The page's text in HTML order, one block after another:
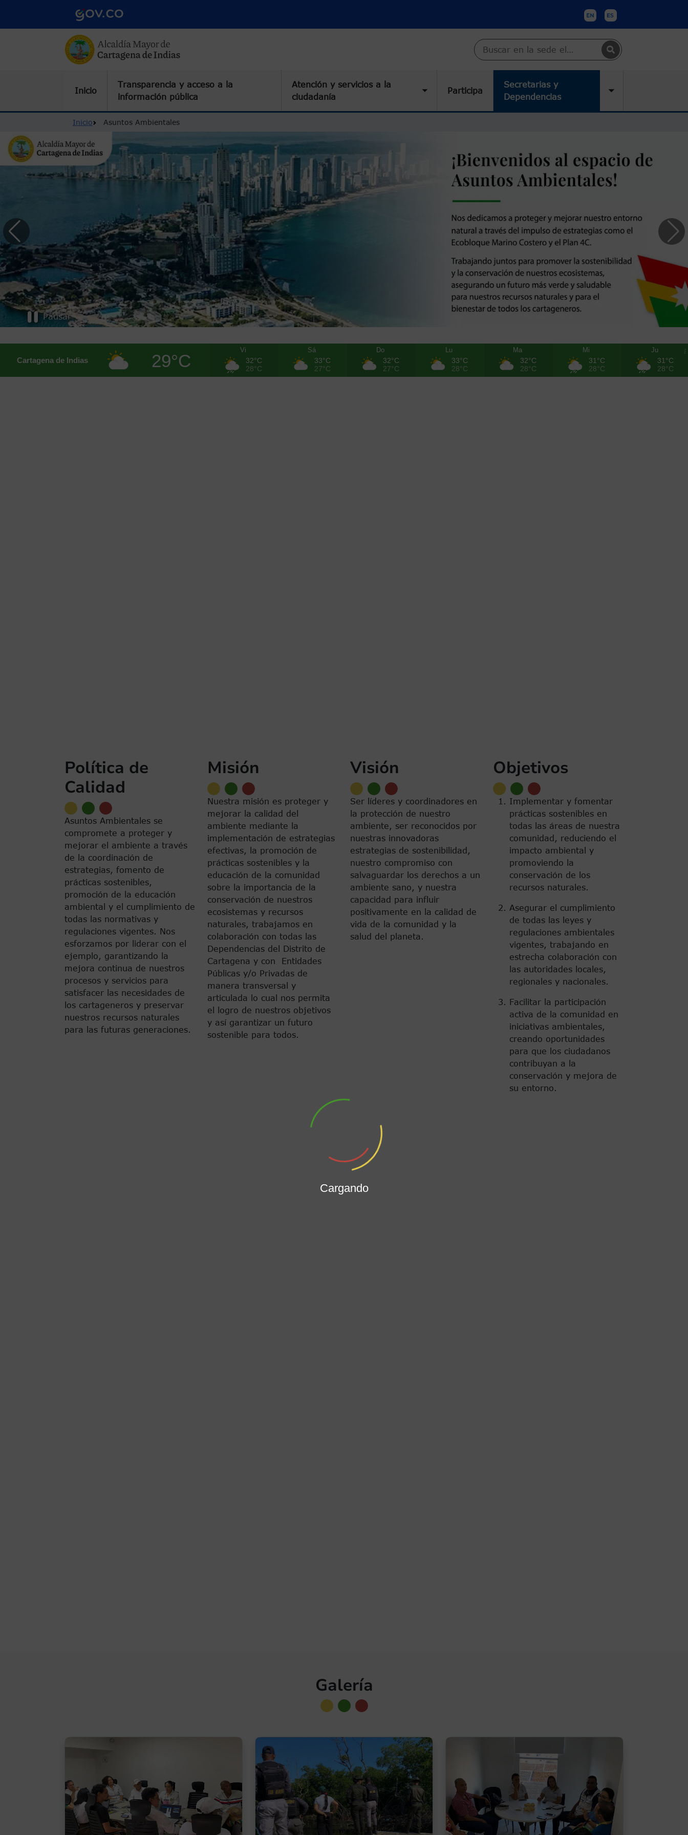
Buscar en Cartagena
Inicio
Transparencia y acceso a la
información pública
Atención y servicios a la
ciudadanía
Toggle submenu
Participa
Secretarias y
Dependencias
Ruta de navegación
Inicio Asuntos Ambientales
Pausar
Cartagena de Indias 29°C
Vi
32°C
28°C
Sá
33°C
27°C
Do
32°C
27°C
Lu
33°C
28°C
Ma
32°C
28°C
Mi
31°C
28°C
Ju
31°C
28°C
Política de
Calidad
Asuntos Ambientales se
compromete a proteger y
mejorar el ambiente a través
de la coordinación de
estrategias, fomento de
prácticas sostenibles,
promoción de la educación
ambiental y el cumplimiento de
todas las normativas y
regulaciones vigentes. Nos
esforzamos por liderar con el
ejemplo, garantizando la
mejora continua de nuestros
procesos y servicios para
satisfacer las necesidades de
los cartageneros y preservar
nuestros recursos naturales
para las futuras generaciones.
Misión
Nuestra misión es proteger y
mejorar la calidad del
ambiente mediante la
implementación de estrategias
efectivas, la promoción de
prácticas sostenibles y la
educación de la comunidad
sobre la importancia de la
conservación de nuestros
ecosistemas y recursos
naturales, trabajamos en
colaboración con todas las
Dependencias del Distrito de
Cartagena y con Entidades
Públicas y/o Privadas de
manera transversal y
articulada lo cual nos permita
el logro de nuestros objetivos
y así garantizar un futuro
sostenible para todos.
Visión
Ser líderes y coordinadores en
la protección de nuestro
ambiente, ser reconocidos por
nuestras innovadoras
estrategias de sostenibilidad,
nuestro compromiso con
salvaguardar los derechos a un
ambiente sano, y nuestra
capacidad para influir
positivamente en la calidad de
vida de la comunidad y la
salud del planeta.
Objetivos
Implementar y fomentar
prácticas sostenibles en
todas las áreas de nuestra
comunidad, reduciendo el
impacto ambiental y
promoviendo la
conservación de los
recursos naturales.
Asegurar el cumplimiento
de todas las leyes y
regulaciones ambientales
vigentes, trabajando en
estrecha colaboración con
las autoridades locales,
regionales y nacionales.
Facilitar la participación
activa de la comunidad en
iniciativas ambientales,
creando oportunidades
para que los ciudadanos
contribuyan a la
conservación y mejora de
su entorno.
Galería de Videos
Galería
Cargando